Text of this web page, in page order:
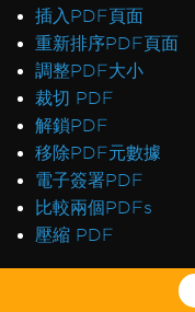
插入PDF頁面
重新排序PDF頁面
調整PDF大小
裁切 PDF
解鎖PDF
移除PDF元數據
電子簽署PDF
比較兩個PDFs
壓縮 PDF